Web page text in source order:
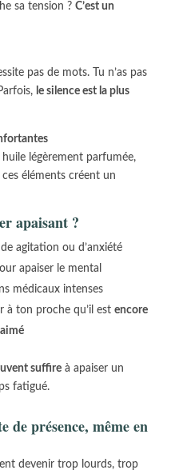
sa tension ? C’est un
pas de mots. Tu n’as pas
le silence est la plus
légèrement parfumée,
éléments créent un
apaisant ?
agitation ou d’anxiété
apaiser le mental
médicaux intenses
à ton proche qu’il est encore
suffireà apaiser un
fatigué.
de présence, même en
devenir trop lourds, trop